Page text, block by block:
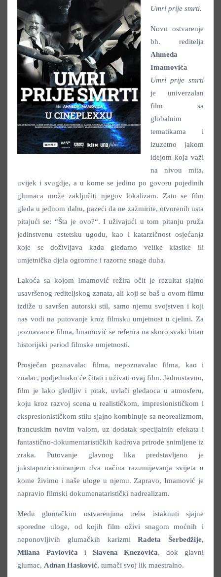
Umri prije smrti.
Novo ostvarenje
bh. reditelja
Ahmeda
Imamovića
Umri prije smrti
je univerzalan
film sa
globalnim
tematikama i
izuzetno jakom
idejom koja važi
na nivou mita,
uvijek i svugdje, a u kome se jedino po govoru pojedinih
glumaca može zaključiti njegov lokalizam. Zato se film
gleda u jednom dahu, pazeći da ne zažmirite, otvorenih usta
pitajući se: “Šta je ovo?“. I uživajući u tom pitanju pruža
jedinstvenu estetsku ugodu, kao i katarzičnost osjećanja
koje se doživljava kada gledamo velike klasike ili
umjetnička djela ogromne i razorne snage duha.
Lakoća sa kojom Imamović režira očit je rezultat sjajno
usavršenog rediteljskog zanata, ali koji se baš u ovom filmu
izdiže u savršen autorski stil, samo njemu svojstven i koji
nas vodi na putovanje kroz filmsku umjetnost u cjelini. Za
poznavaoce filma, Imamović se referira na skoro svaki bitan
historijski period filmske umjetnosti.
Prosječan poznavalac filma, nepoznavalac filma, kao i
znalac, podjednako će čitati i uživati ovaj film. Jednostavno,
film je lako gledljiv i pitak, uvlači gledaoca u atmosferu,
koju kroz razvoj scena u realističkom, impresionističkom i
ekspresionističkom stilu sjajno kombinuje sa neorealizmom,
francuskim novim valom, uz dodatak specijalnih efekata i
fantastično-dokumentarističkih kadrova prirode snimljene iz
zraka. Putovanje glavnog lika predstavljeno je
jukstapozicioniranjem dva načina razumijevanja svijeta u
kome živimo i naše uloge u njemu. Zapravo, Imamović je
napravio filmski dokumenataristički nadrealizam.
Među glumačkim ostvarenjima treba istaknuti sjajne
sporedne uloge, od kojih film oživi snagom moćnih i
neponovljivih glumačkih karizmiRadeta Šerbedžije,
Milana Pavlovića i Slavena Knezovića, dok glavni
glumac, Adnan Hasković, tumači svoj lik maestralno.